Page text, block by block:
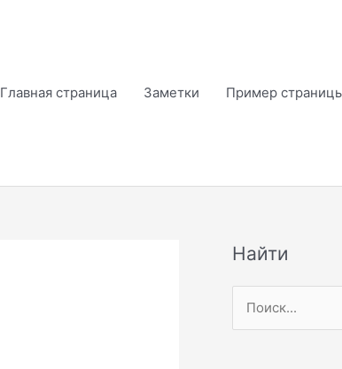
Главная страница Заметки Пример
Найти